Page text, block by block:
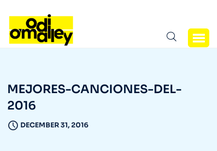
MEJORES-CANCIONES-DEL-
2016
DECEMBER 31, 2016